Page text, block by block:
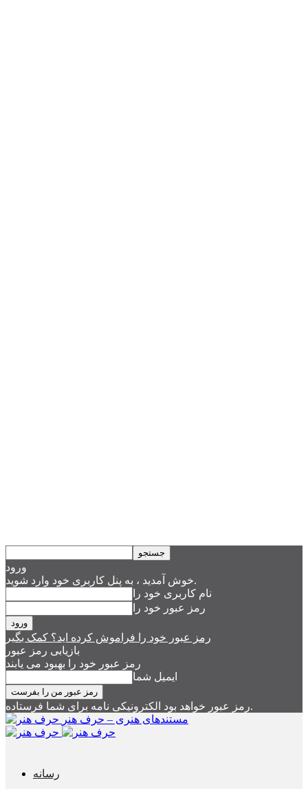
ورود
خوش آمدید ، به پنل کاربری خود وارد شوید.
نام کاربری خود را
رمز عبور خود را
رمز عبور خود را فراموش کرده اید؟ کمک بگیر
بازیابی رمز عبور
رمز عبور خود را بهبود می یابند
ایمیل شما
رمز عبور خواهد بود الکترونیکی نامه برای شما فرستاده.
مستندهای هنری – حرف هنر
رسانه